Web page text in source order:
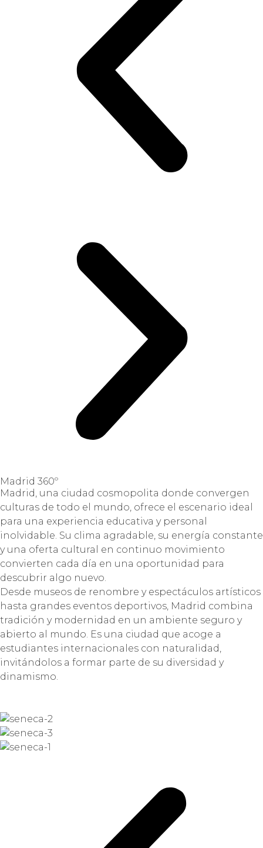
Madrid 360º
Madrid, una ciudad cosmopolita donde convergen
culturas de todo el mundo, ofrece el escenario ideal
para una experiencia educativa y personal
inolvidable. Su clima agradable, su energía constante
y una oferta cultural en continuo movimiento
convierten cada día en una oportunidad para
descubrir algo nuevo.
Desde museos de renombre y espectáculos artísticos
hasta grandes eventos deportivos, Madrid combina
tradición y modernidad en un ambiente seguro y
abierto al mundo. Es una ciudad que acoge a
estudiantes internacionales con naturalidad,
invitándolos a formar parte de su diversidad y
dinamismo.